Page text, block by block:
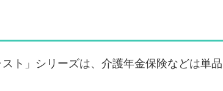
ト」シリーズは、介護年金保険などは単品